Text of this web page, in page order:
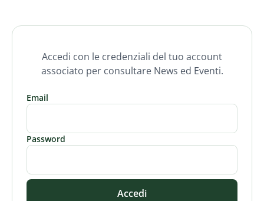
Accedi con le credenziali del tuo account
associato per consultare News ed Eventi.
Email
Password
Accedi